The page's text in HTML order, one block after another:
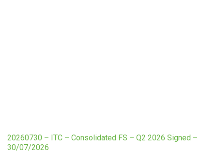
20260730 – ITC – Consolidated FS – Q2 2026 Signed –
30/07/2026